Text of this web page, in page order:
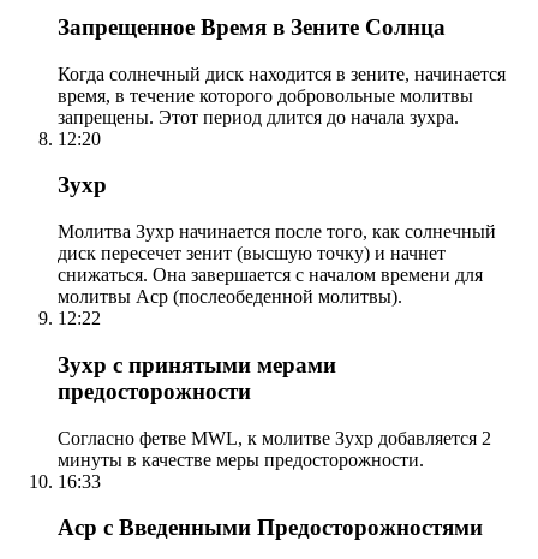
Запрещенное Время в Зените Солнца
Когда солнечный диск находится в зените, начинается
время, в течение которого добровольные молитвы
запрещены. Этот период длится до начала зухра.
12:20
Зухр
Молитва Зухр начинается после того, как солнечный
диск пересечет зенит (высшую точку) и начнет
снижаться. Она завершается с началом времени для
молитвы Аср (послеобеденной молитвы).
12:22
Зухр с принятыми мерами
предосторожности
Согласно фетве MWL, к молитве Зухр добавляется 2
минуты в качестве меры предосторожности.
16:33
Аср с Введенными Предосторожностями